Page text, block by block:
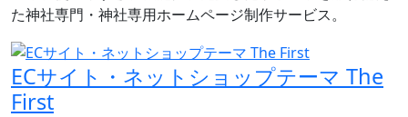
た神社専門・神社専用ホームページ制作サービス。
ECサイト・ネットショップテーマ The
First